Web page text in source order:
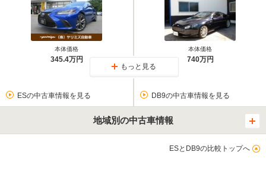
本体価格
345.4万円
本体価格
740万円
もっと見る
ESの中古車情報を見る DB9の中古車情報を見る
地域別の中古車情報
ESとDB9の比較トップへ